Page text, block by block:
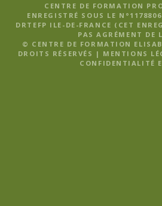
CENTRE DE FORMATION
ENREGISTRÉ SOUS LE
DRTEFP ILE-DE-FRANCE (CET
PAS AGRÉMENT DE
© CENTRE DE FORMATION
DROITS RÉSERVÉS | MENTIONS
CONFIDENTIALITÉ